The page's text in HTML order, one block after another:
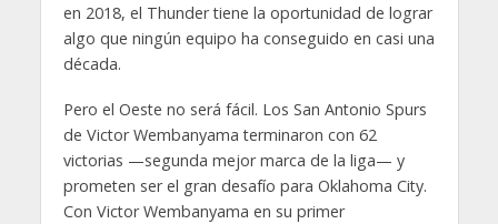
en 2018, el Thunder tiene la oportunidad de lograr
algo que ningún equipo ha conseguido en casi una
década.
Pero el Oeste no será fácil. Los San Antonio Spurs
de Victor Wembanyama terminaron con 62
victorias —segunda mejor marca de la liga— y
prometen ser el gran desafío para Oklahoma City.
Con Victor Wembanyama en su primer